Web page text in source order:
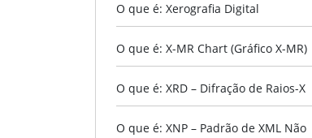
O que é: Xerografia Digital
O que é: X-MR Chart (Gráfico X-MR)
O que é: XRD – Difração de Raios-X
O que é: XNP – Padrão de XML Não